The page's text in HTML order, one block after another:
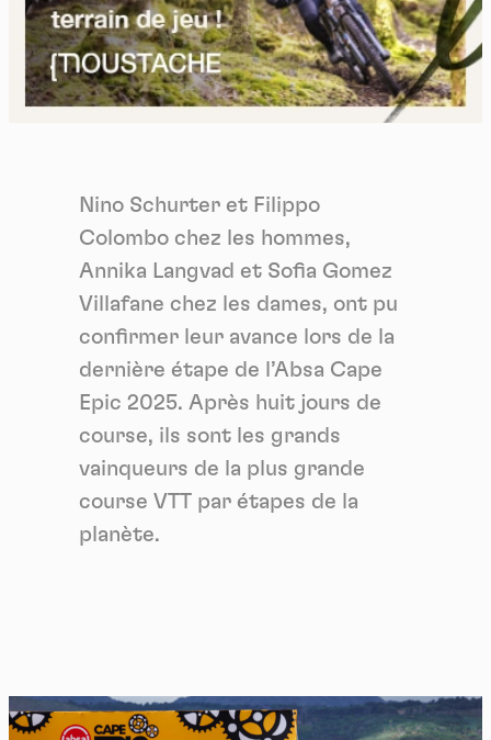
Nino Schurter et Filippo
Colombo chez les hommes,
Annika Langvad et Sofia Gomez
Villafane chez les dames, ont pu
confirmer leur avance lors de la
dernière étape de l’Absa Cape
Epic 2025. Après huit jours de
course, ils sont les grands
vainqueurs de la plus grande
course VTT par étapes de la
planète.